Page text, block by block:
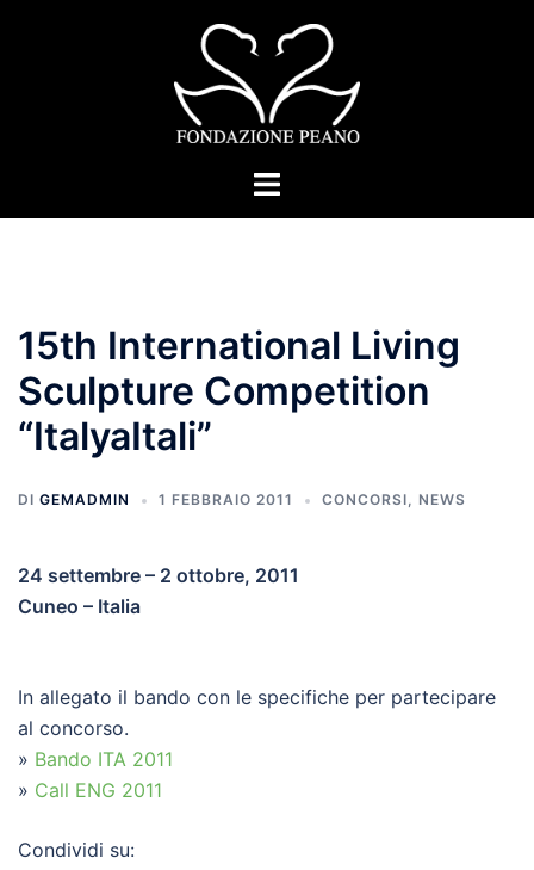
Mostra/Nascondi
15th International Living
Sculpture Competition
“ItalyaItali”
DI GEMADMIN 1 FEBBRAIO 2011 CONCORSI, NEWS
24 settembre – 2 ottobre, 2011
Cuneo – Italia
In allegato il bando con le specifiche per partecipare
al concorso.
» Bando ITA 2011
» Call ENG 2011
Condividi su: